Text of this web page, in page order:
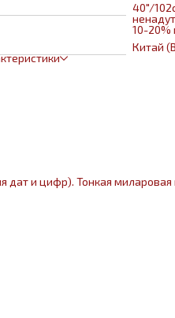
40"/
10-20%
Китай
и цифр). Тонкая миларовая